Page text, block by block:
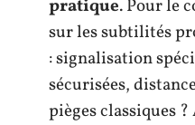
pratique. Pour le
sur les subtilités
: signalisation
sécurisées,
pièges classiques